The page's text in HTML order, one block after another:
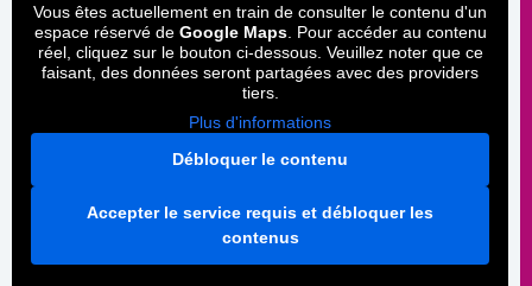
Vous êtes actuellement en train de consulter le contenu d'un
espace réservé de Google Maps. Pour accéder au contenu
réel, cliquez sur le bouton ci-dessous. Veuillez noter que ce
faisant, des données seront partagées avec des providers
tiers.
Plus d'informations
Débloquer le contenu
Accepter le service requis et débloquer les
contenus